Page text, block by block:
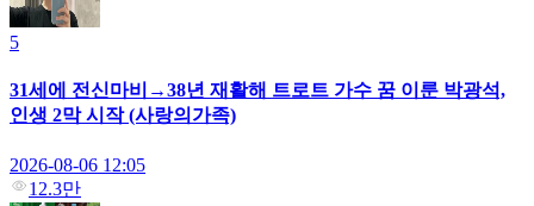
5
31세에 전신마비→38년 재활해 트로트 가수 꿈 이룬 박광석,
인생 2막 시작 (사랑의가족)
2026-08-06 12:05
12.3만